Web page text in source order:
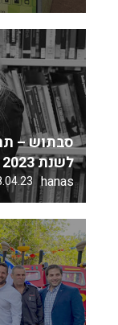
סבתוש –
לשנת 2023
hanas